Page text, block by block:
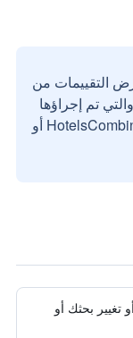
التقييمات من
تم إجراؤها
بواسطة مستخدمين حقيقيين مع HotelsCombined أو
تغيير بحثك أو